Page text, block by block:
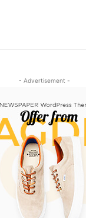
- Advertisement -